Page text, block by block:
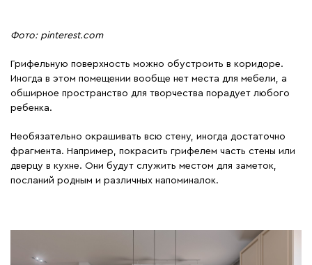
Фото: pinterest.com
Грифельную поверхность можно обустроить в коридоре.
Иногда в этом помещении вообще нет места для мебели, а
обширное пространство для творчества порадует любого
ребенка.
Необязательно окрашивать всю стену, иногда достаточно
фрагмента. Например, покрасить грифелем часть стены или
дверцу в кухне. Они будут служить местом для заметок,
посланий родным и различных напоминалок.